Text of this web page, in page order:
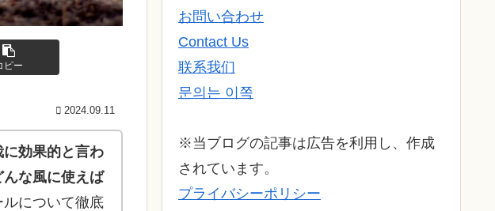
ピー
2024.09.11
効果的と言わ
な風に使えば
について徹底
お問い合わせ
Contact Us
联系我们
문의는 이쪽
※当ブログの記事は広告を利用し、作成
されています。
プライバシーポリシー